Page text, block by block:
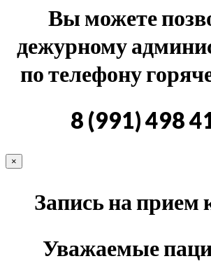
Вы можете
дежурному
по телефону
8 (991) 498
×
Запись на прием
Уважаемые